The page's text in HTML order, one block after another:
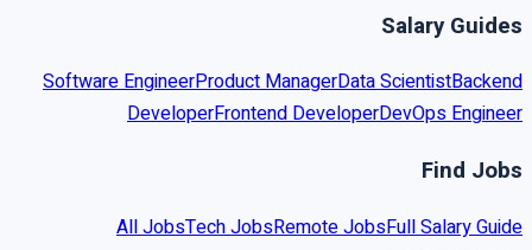
Salary Guides
Software EngineerProduct ManagerData ScientistBackend
DeveloperFrontend DeveloperDevOps Engineer
Find Jobs
All JobsTech JobsRemote JobsFull Salary Guide